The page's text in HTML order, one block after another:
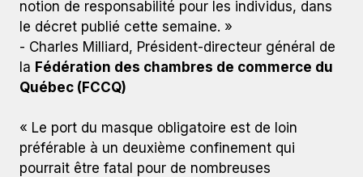
notion de responsabilité pour les individus, dans
le décret publié cette semaine. »
- Charles Milliard, Président-directeur général de
la Fédération des chambres de commerce du
Québec (FCCQ)
« Le port du masque obligatoire est de loin
préférable à un deuxième confinement qui
pourrait être fatal pour de nombreuses